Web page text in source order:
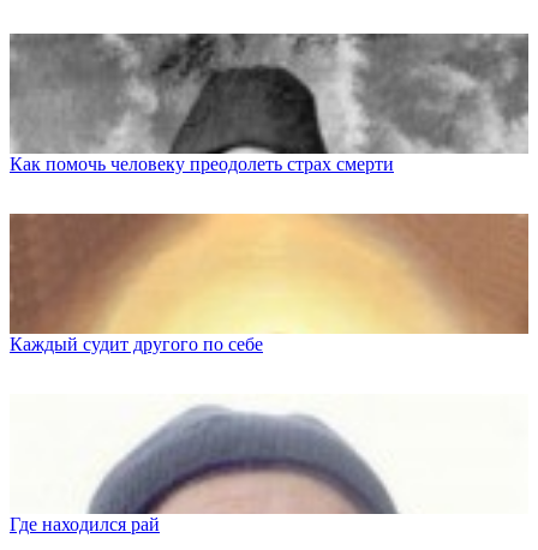
Как помочь человеку преодолеть страх смерти
Каждый судит другого по себе
Где находился рай